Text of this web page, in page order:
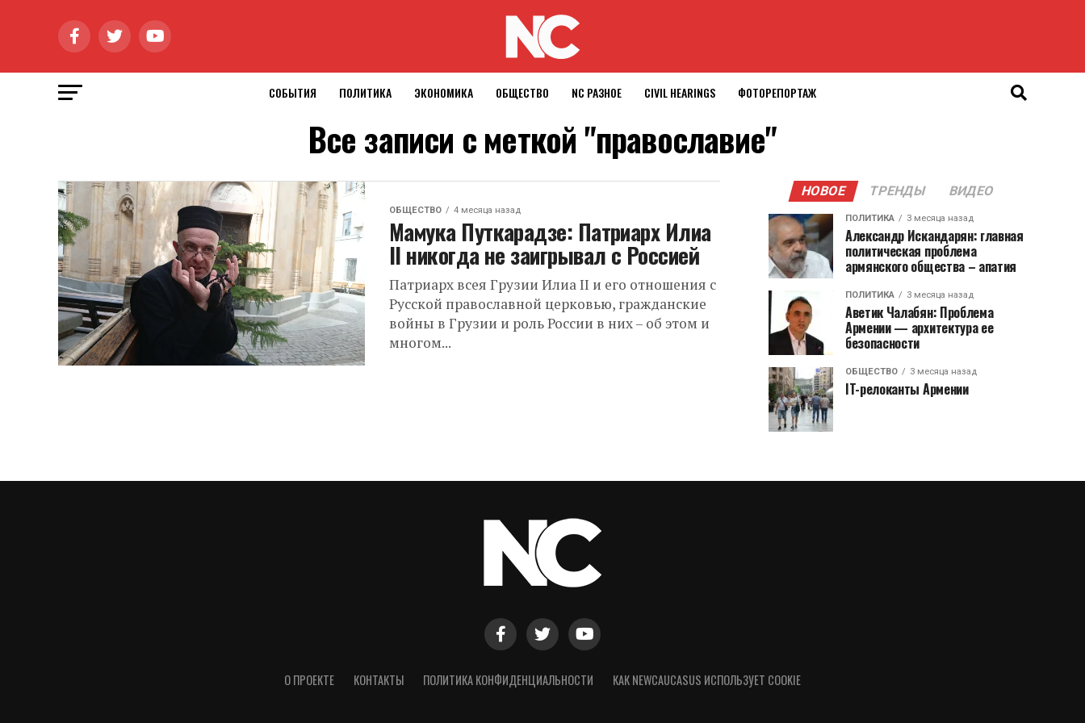
СОБЫТИЯ ПОЛИТИКА ЭКОНОМИКА ОБЩЕСТВО NC РАЗНОЕ CIVIL HEARINGS ФОТОРЕПОРТАЖ
Все записи с меткой "православие"
ОБЩЕСТВО 4 месяца назад
Мамука Путкарадзе: Патриарх Илиа
II никогда не заигрывал с Россией
Патриарх всея Грузии Илиа II и его отношения с
Русской православной церковью, гражданские
войны в Грузии и роль России в них – об этом и
многом...
НОВОЕ ТРЕНДЫ ВИДЕО
ПОЛИТИКА 3 месяца назад
Александр Искандарян: главная
политическая проблема
армянского общества – апатия
ПОЛИТИКА 3 месяца назад
Аветик Чалабян: Проблема
Армении — архитектура ее
безопасности
ОБЩЕСТВО 3 месяца назад
IT-релоканты Армении
О ПРОЕКТЕ КОНТАКТЫ ПОЛИТИКА КОНФИДЕНЦИАЛЬНОСТИ КАК NEWCAUCASUS ИСПОЛЬЗУЕТ COOKIE